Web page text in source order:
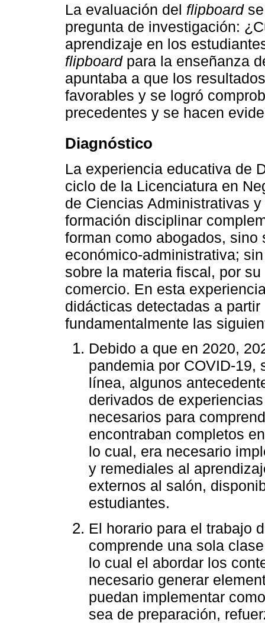
La evaluación del flipboardse
pregunta de investigación:
aprendizaje en los
flipboardpara la enseñanza
apuntaba a que los
favorables y se logró
precedentes y se hacen
Diagnóstico
La experiencia educativa de
ciclo de la Licenciatura en
de Ciencias Administrativas
formación disciplinar
forman como abogados,
económico-administrativa;
sobre la materia fiscal, por
comercio. En esta
didácticas detectadas a
fundamentalmente las
Debido a que en 2020,
pandemia por COVID-19,
línea, algunos
derivados de
necesarios para
encontraban completos
lo cual, era necesario
y remediales al
externos al salón,
estudiantes.
El horario para el trabajo
comprende una sola
lo cual el abordar los
necesario generar
puedan implementar
sea de preparación,